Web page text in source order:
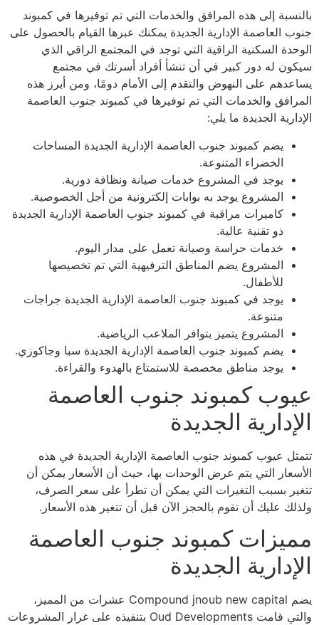
بالنسبة إلى هذه المرافق والخدمات التي تم توفيرها في كمبوند
جنوب العاصمة الإدارية الجديدة يمكنك عبرها القيام بالحصول على
الوحدة السكنية الراقية التي توجد في المجتمع الراقي الذي
سيكون له دور كبير في أن تنشأ أفراد أسرتك في مجتمع
يساعدهم على النهوض والتقدم إلى الأمام دومًا، ومن أبرز هذه
المرافق والخدمات التي تم توفيرها في كمبوند جنوب العاصمة
الإدارية الجديدة ما يلي:
يضم كمبوند جنوب العاصمة الإدارية الجديدة المساحات
الخضراء المتنوعة.
يوجد في المشروع خدمات صيانة ونظافة دورية.
المشروع يوجد به بوابات إلكترونية من أجل الخصوصية.
كاميرات مراقبة في كمبوند جنوب العاصمة الإدارية الجديدة
ذو تقنية عالية.
خدمات حراسة وصيانة تعمل على مدار اليوم.
المشروع يضم المناطق الترفيهية التي تم تخصيصها
للأطفال.
يوجد في كمبوند جنوب العاصمة الإدارية الجديدة جراجات
متنوعة.
المشروع يتميز بتوافر الملاعب الرياضية.
يضم كمبوند جنوب العاصمة الإدارية الجديدة سبا وجاكوزي.
يوجد مناطق مخصصة للاستمتاع بالهدوء والقراءة.
عيوب كمبوند جنوب العاصمة
الإدارية الجديدة
تتمثل عيوب كمبوند جنوب العاصمة الإدارية الجديدة في هذه
الأسعار التي يتم عرض الوحدات بها، حيث أن الأسعار يمكن أن
تتغير بسبب التغيرات التي يمكن أن تطرأ على سعر الصرف،
ولذلك عليك أن تقوم بالحجز الآن قبل أن تتغير هذه الأسعار.
مميزات كمبوند جنوب العاصمة
الإدارية الجديدة
يضم Compound jnoub new capital عشرات من المميز،
والتي قامت Oud Developments بتنفيذه على غرار المشروعات